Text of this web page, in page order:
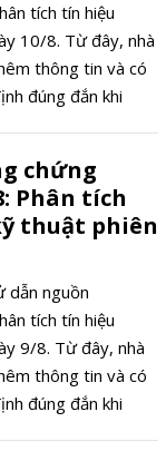
tích tín hiệu
10/8. Từ đây, nhà
thông tin và có
đúng đắn khi
chứng
Phân tích
thuật phiên
dẫn nguồn
tích tín hiệu
9/8. Từ đây, nhà
thông tin và có
đúng đắn khi